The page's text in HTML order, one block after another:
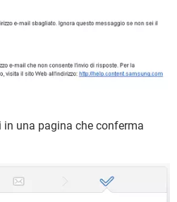
una pagina che conferma